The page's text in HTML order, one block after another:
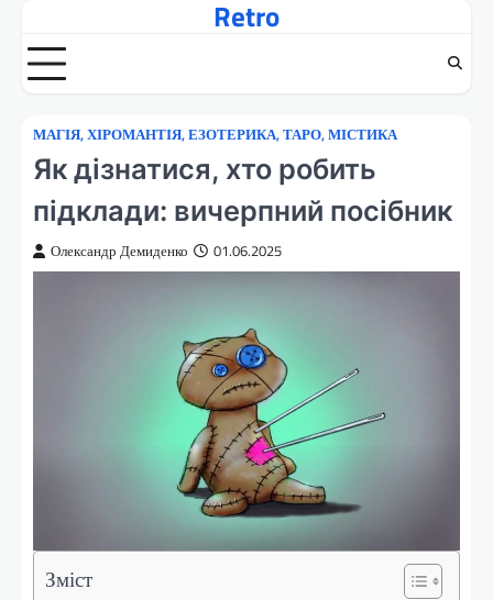
вмісту
Retro
МАГІЯ, ХІРОМАНТІЯ, ЕЗОТЕРИКА, ТАРО, МІСТИКА
Як дізнатися, хто робить
підклади: вичерпний посібник
Олександр Демиденко 01.06.2025
Зміст